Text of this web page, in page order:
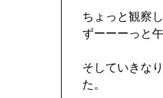
ちょっと観察
ずーーーっと
そしていきな
た。